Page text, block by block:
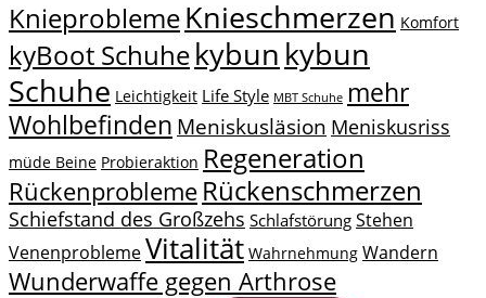
KnieproblemeKnieschmerzen Komfort
kyBoot Schuhekybun kybun
Schuhe Leichtigkeit Life Style MBT Schuhe mehr
Wohlbefinden Meniskusläsion Meniskusriss
müde Beine Probieraktion Regeneration
Rückenprobleme Rückenschmerzen
Schiefstand des Großzehs Schlafstörung Stehen
VenenproblemeVitalität Wahrnehmung Wandern
Wunderwaffe gegen Arthrose